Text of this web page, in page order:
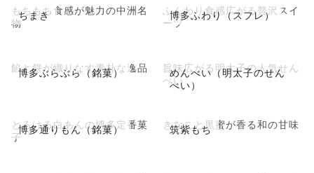
ちまき
もちもち食感が魅力の中洲名
物
博多ふわり（スフレ）
ふんわり食感広がる贅沢スイ
ーツ
博多ぶらぶら（銘菓）
餡と餅が織りなす素朴な逸品
めんべい（明太子のせん
べい）
旨味広がる明太子の人気せん
べい
博多通りもん（銘菓）
とろける白あんの博多定番菓
子
筑紫もち
きなこと黒蜜が香る和の甘味